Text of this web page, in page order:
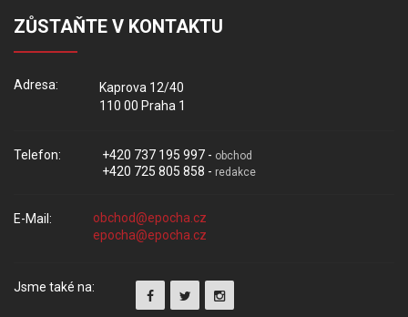
ZŮSTAŇTE V KONTAKTU
Adresa:
Kaprova 12/40
110 00 Praha 1
Telefon: +420 737 195 997 - obchod
+420 725 805 858 - redakce
E-Mail:
Jsme také na: